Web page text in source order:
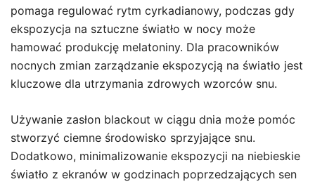
pomaga regulować rytm cyrkadianowy, podczas gdy
ekspozycja na sztuczne światło w nocy może
hamować produkcję melatoniny. Dla pracowników
nocnych zmian zarządzanie ekspozycją na światło jest
kluczowe dla utrzymania zdrowych wzorców snu.
Używanie zasłon blackout w ciągu dnia może pomóc
stworzyć ciemne środowisko sprzyjające snu.
Dodatkowo, minimalizowanie ekspozycji na niebieskie
światło z ekranów w godzinach poprzedzających sen